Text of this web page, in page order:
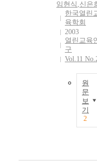
임현식 ,신은
한국열린
육학회
2003
열린교육
구
Vol.11
원
문
보
기
2